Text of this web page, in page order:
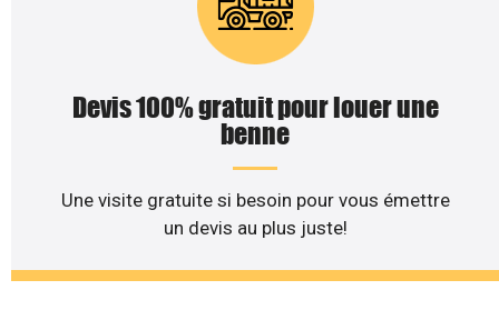
Devis 100% gratuit pour louer une
benne
Une visite gratuite si besoin pour vous émettre
un devis au plus juste!